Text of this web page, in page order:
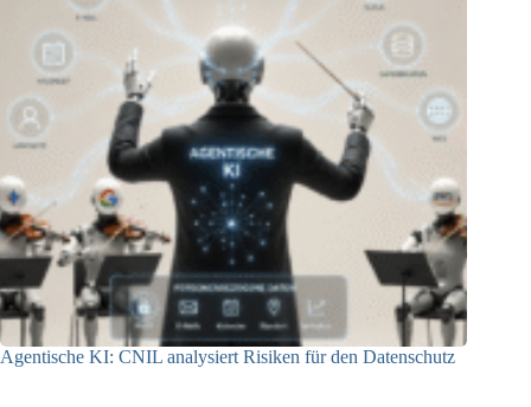
Agentische KI: CNIL analysiert Risiken für den Datenschutz